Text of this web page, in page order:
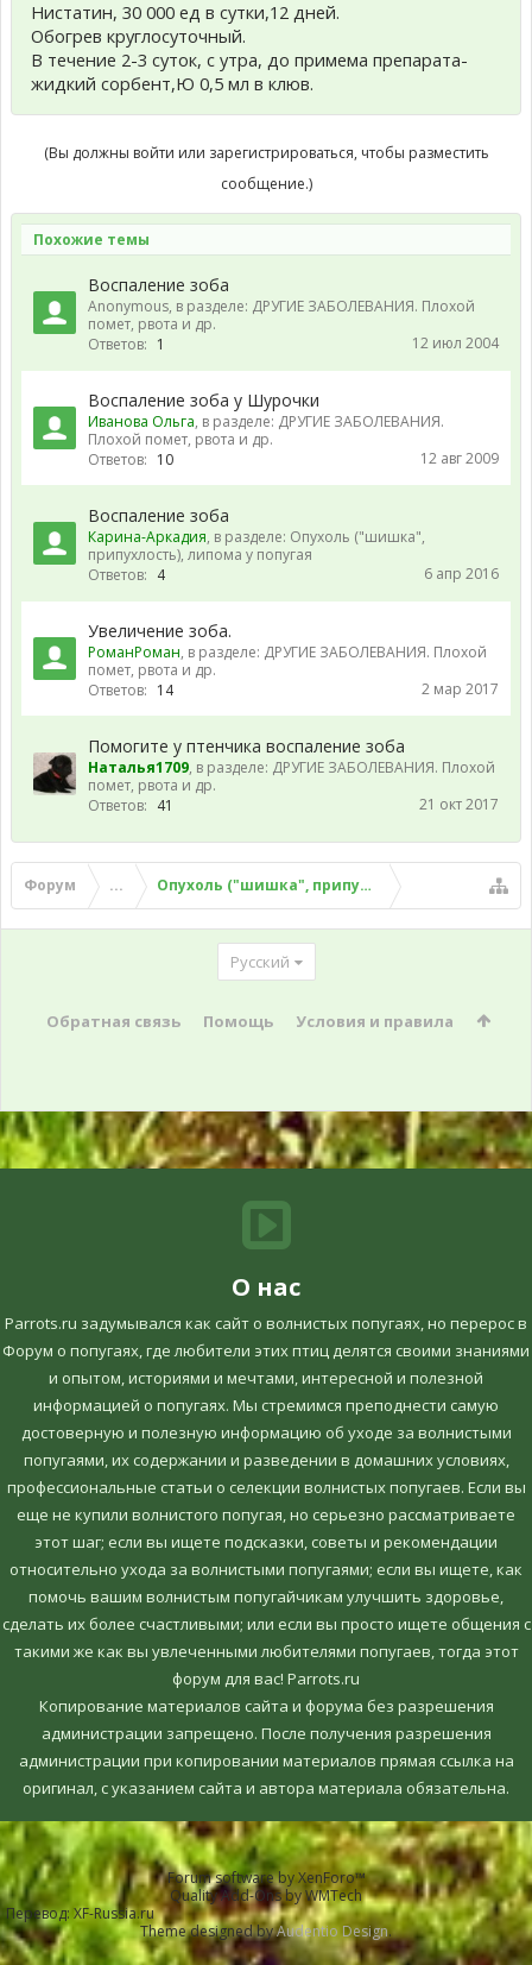
Нистатин, 30 000 ед в сутки,12 дней.
Обогрев круглосуточный.
В течение 2-3 суток, с утра, до примема препарата-
жидкий сорбент,Ю 0,5 мл в клюв.
(Вы должны войти или зарегистрироваться, чтобы разместить
сообщение.)
Похожие темы
Воспаление зоба
Anonymous, в разделе: ДРУГИЕ ЗАБОЛЕВАНИЯ. Плохой
помет, рвота и др.
Ответов: 1 12 июл 2004
Воспаление зоба у Шурочки
Иванова Ольга, в разделе: ДРУГИЕ ЗАБОЛЕВАНИЯ.
Плохой помет, рвота и др.
Ответов: 10 12 авг 2009
Воспаление зоба
Карина-Аркадия, в разделе: Опухоль ("шишка",
припухлость), липома у попугая
Ответов: 4 6 апр 2016
Увеличение зоба.
РоманРоман, в разделе: ДРУГИЕ ЗАБОЛЕВАНИЯ. Плохой
помет, рвота и др.
Ответов: 14 2 мар 2017
Помогите у птенчика воспаление зоба
Наталья1709, в разделе: ДРУГИЕ ЗАБОЛЕВАНИЯ. Плохой
помет, рвота и др.
Ответов: 41 21 окт 2017
Форум ... Опухоль ("шишка", припухлость), липома у
Русский
Обратная связь Помощь Условия и правила
О нас
Parrots.ru задумывался как сайт о волнистых попугаях, но перерос в
Форум о попугаях, где любители этих птиц делятся своими знаниями
и опытом, историями и мечтами, интересной и полезной
информацией о попугаях. Мы стремимся преподнести самую
достоверную и полезную информацию об уходе за волнистыми
попугаями, их содержании и разведении в домашних условиях,
профессиональные статьи о селекции волнистых попугаев. Если вы
еще не купили волнистого попугая, но серьезно рассматриваете
этот шаг; если вы ищете подсказки, советы и рекомендации
относительно ухода за волнистыми попугаями; если вы ищете, как
помочь вашим волнистым попугайчикам улучшить здоровье,
сделать их более счастливыми; или если вы просто ищете общения с
такими же как вы увлеченными любителями попугаев, тогда этот
форум для вас! Parrots.ru
Копирование материалов сайта и форума без разрешения
администрации запрещено. После получения разрешения
администрации при копировании материалов прямая ссылка на
оригинал, c указанием сайта и автора материала обязательна.
Forum software by XenForo™
Quality Add-Ons by WMTech
Перевод: XF-Russia.ru
Theme designed byAudentio Design.